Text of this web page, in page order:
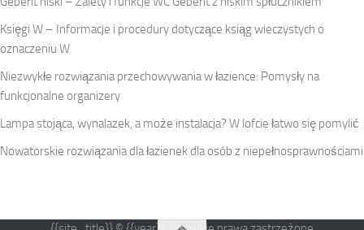
Księgi W – Informacje i procedury dotyczące ksiąg wieczystych o
oznaczeniu W
Niezwykłe rozwiązania przechowywania w łazience: Pomysły na
funkcjonalne organizery
Lampa stojąca, wynalazek, a może instalacja? W lofcie łatwo się pomylić
Nowatorskie rozwiązania dla łazienek dla osób z niepełnosprawnościami